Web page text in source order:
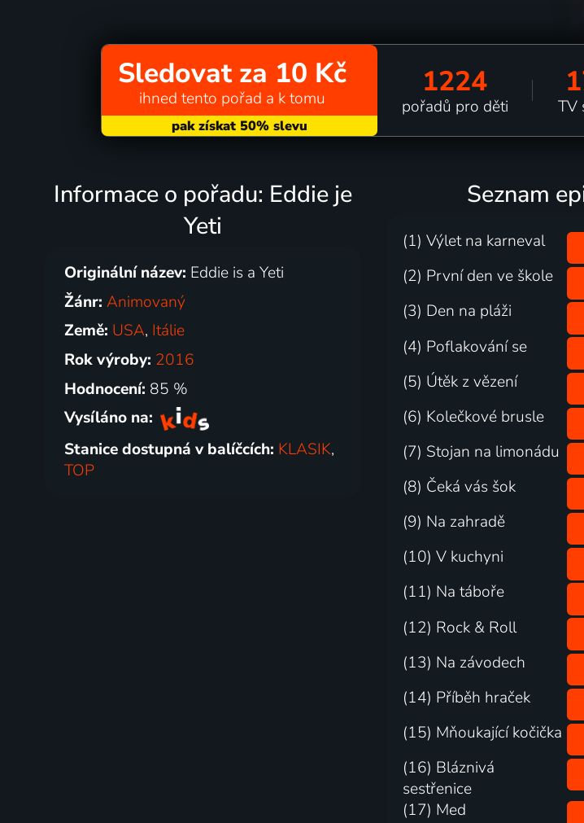
Sledovat za 10 Kč
ihned tento pořad a k tomu 1224
pořadů pro děti TV
Informace o pořadu: Eddie je
Yeti
Originální název: Eddie is a Yeti
Žánr:Animovaný
Země: USA, Itálie
Rok výroby: 2016
Hodnocení: 85 %
Vysíláno na:
Stanice dostupná v balíčcích: KLASIK,
TOP
Seznam
(1) Výlet na karneval
(2) První den ve škole
(3) Den na pláži
(4) Poflakování se
(5) Útěk z vězení
(6) Kolečkové brusle
(7) Stojan na limonádu
(8) Čeká vás šok
(9) Na zahradě
(10) V kuchyni
(11) Na táboře
(12) Rock & Roll
(13) Na závodech
(14) Příběh hraček
(15) Mňoukající kočička
(16) Bláznivá
sestřenice
(17) Med